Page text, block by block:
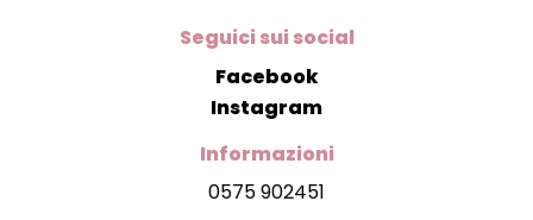
Seguici sui social
Facebook
Instagram
Informazioni
0575 902451